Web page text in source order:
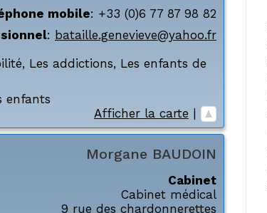
mobile: +33 (0)6 77 87 98 82
: bataille.genevieve@yahoo.fr
, Les addictions, Les enfants de
enfants
Afficher la carte |
Morgane BAUDOIN
Cabinet
Cabinet médical
9 rue des chardonnerettes